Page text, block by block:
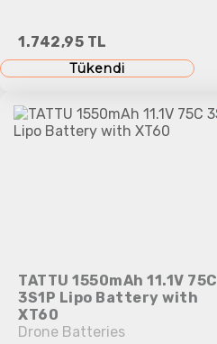
1.742,95 TL
Tükendi
TATTU 1550mAh 11.1V 75C
3S1P Lipo Battery with
XT60
Drone Batteries